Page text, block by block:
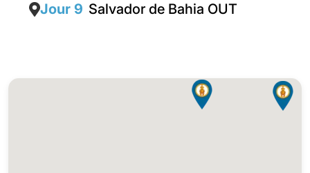
Jour 9 Salvador de Bahia OUT